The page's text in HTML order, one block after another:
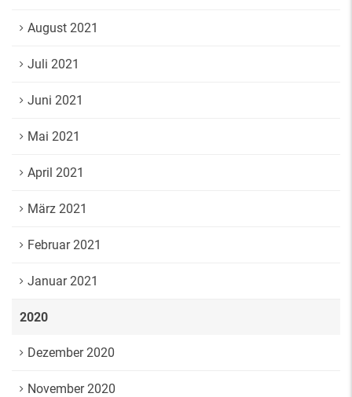
August 2021
Juli 2021
Juni 2021
Mai 2021
April 2021
März 2021
Februar 2021
Januar 2021
2020
Dezember 2020
November 2020